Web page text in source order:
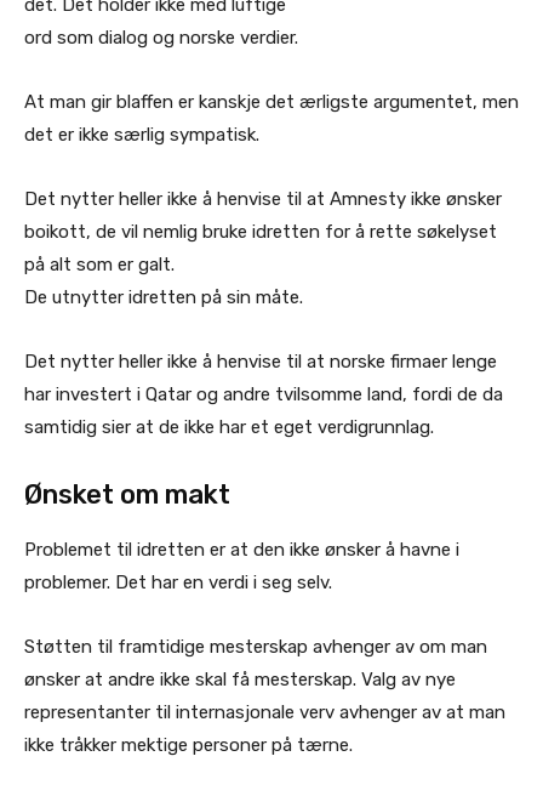
det. Det holder ikke med luftige
ord som dialog og norske verdier.
At man gir blaffen er kanskje det ærligste argumentet, men
det er ikke særlig sympatisk.
Det nytter heller ikke å henvise til at Amnesty ikke ønsker
boikott, de vil nemlig bruke idretten for å rette søkelyset
på alt som er galt.
De utnytter idretten på sin måte.
Det nytter heller ikke å henvise til at norske firmaer lenge
har investert i Qatar og andre tvilsomme land, fordi de da
samtidig sier at de ikke har et eget verdigrunnlag.
Ønsket om makt
Problemet til idretten er at den ikke ønsker å havne i
problemer. Det har en verdi i seg selv.
Støtten til framtidige mesterskap avhenger av om man
ønsker at andre ikke skal få mesterskap. Valg av nye
representanter til internasjonale verv avhenger av at man
ikke tråkker mektige personer på tærne.